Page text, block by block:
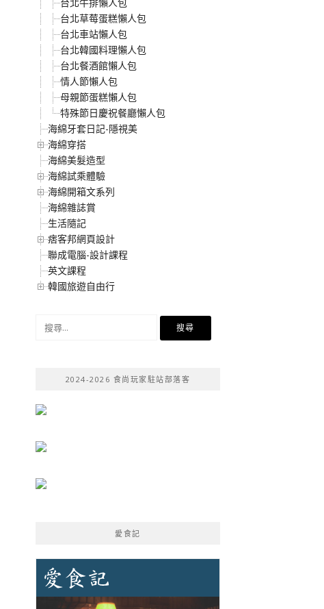
台北草莓蛋糕懶人包
台北車站懶人包
台北韓國料理懶人包
台北餐酒館懶人包
情人節懶人包
母親節蛋糕懶人包
特殊節日慶祝餐廳懶人包
海綿牙套日記-隱視美
海綿穿搭
海綿美髮造型
海綿試乘體驗
海綿開箱文系列
海綿雜誌賞
生活隨記
痞客邦網頁設計
聯成電腦-設計課程
英文課程
韓國旅遊自由行
2024-2026 食尚玩家駐站部落客
愛食記